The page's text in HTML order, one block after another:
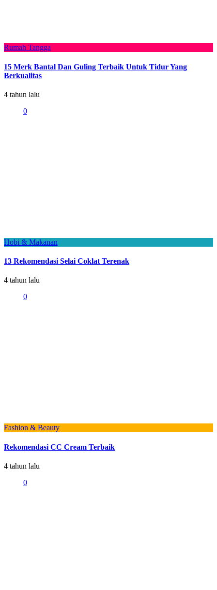
Rumah Tangga
15 Merk Bantal Dan Guling Terbaik Untuk Tidur Yang
Berkualitas
4 tahun lalu
0
Hobi & Makanan
13 Rekomendasi Selai Coklat Terenak
4 tahun lalu
0
Fashion & Beauty
Rekomendasi CC Cream Terbaik
4 tahun lalu
0